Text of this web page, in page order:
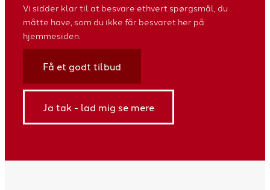
Vi sidder klar til at besvare ethvert spørgsmål, du
måtte have, som du ikke får besvaret her på
hjemmesiden.
Få et godt tilbud
Ja tak - lad mig se mere